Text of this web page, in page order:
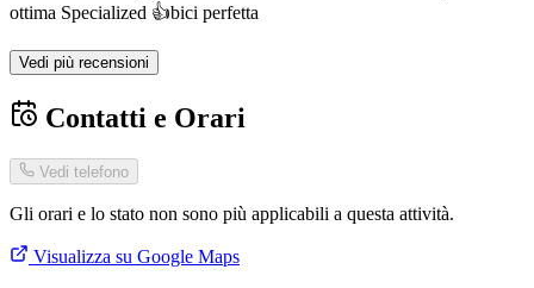
ottima Specialized 👍bici perfetta
Vedi più recensioni
Contatti e Orari
Vedi telefono
Gli orari e lo stato non sono più applicabili a questa attività.
Visualizza su Google Maps